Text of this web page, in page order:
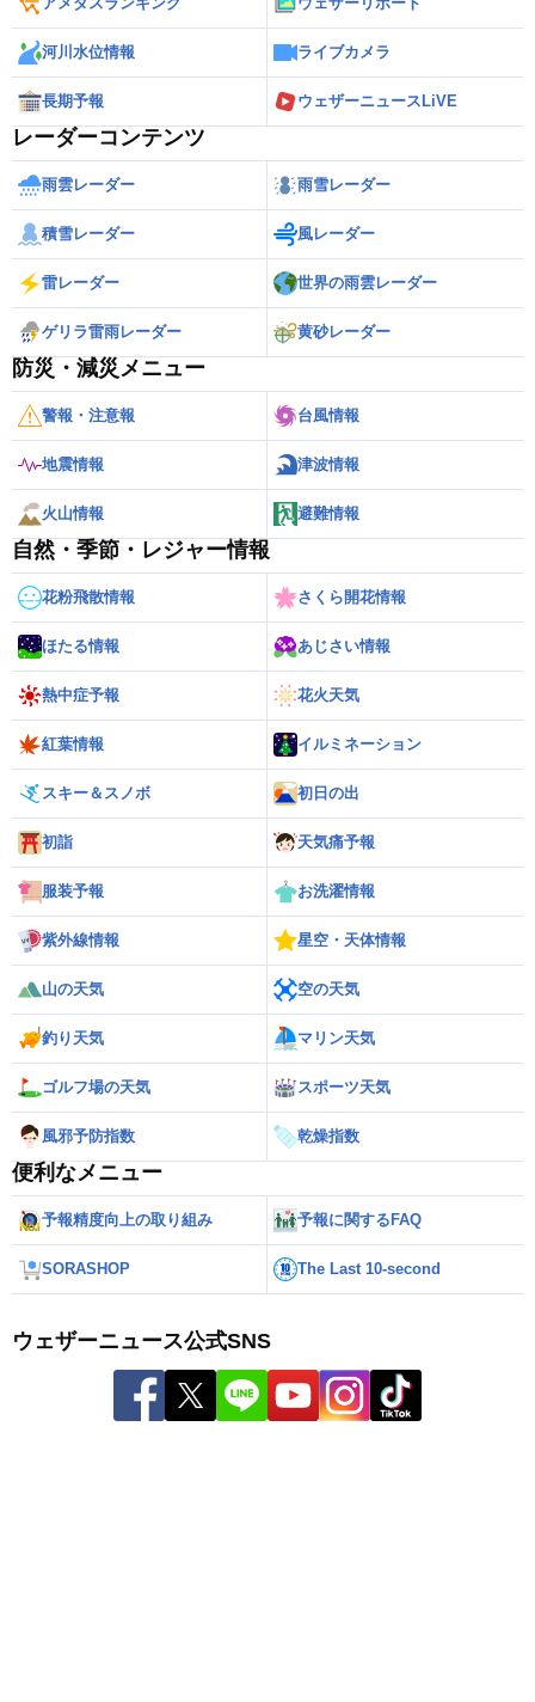
河川水位情報 ライブカメラ
長期予報 ウェザーニュースLiVE
レーダーコンテンツ
雨雲レーダー 雨雪レーダー
積雪レーダー 風レーダー
雷レーダー 世界の雨雲レーダー
ゲリラ雷雨レーダー 黄砂レーダー
防災・減災メニュー
警報・注意報 台風情報
地震情報 津波情報
火山情報 避難情報
自然・季節・レジャー情報
花粉飛散情報 さくら開花情報
ほたる情報 あじさい情報
熱中症予報 花火天気
紅葉情報 イルミネーション
スキー＆スノボ 初日の出
初詣 天気痛予報
服装予報 お洗濯情報
紫外線情報 星空・天体情報
山の天気 空の天気
釣り天気 マリン天気
ゴルフ場の天気 スポーツ天気
風邪予防指数 乾燥指数
便利なメニュー
予報精度向上の取り組み 予報に関するFAQ
SORASHOP The Last 10-second
ウェザーニュース公式SNS